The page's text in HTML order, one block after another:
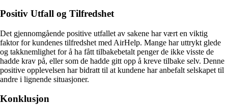
Positiv Utfall og Tilfredshet
Det gjennomgående positive utfallet av sakene har vært en viktig
faktor for kundenes tilfredshet med AirHelp. Mange har uttrykt glede
og takknemlighet for å ha fått tilbakebetalt penger de ikke visste de
hadde krav på, eller som de hadde gitt opp å kreve tilbake selv. Denne
positive opplevelsen har bidratt til at kundene har anbefalt selskapet til
andre i lignende situasjoner.
Konklusjon